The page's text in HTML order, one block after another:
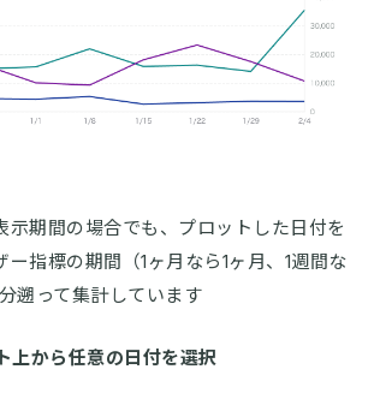
示期間の場合でも、プロットした日付を
ー指標の期間（1ヶ月なら1ヶ月、1週間な
遡って集計しています
上から任意の日付を選択